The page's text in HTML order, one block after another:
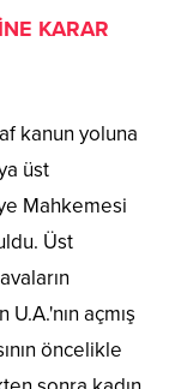
KARAR
kanun yoluna
üst
Mahkemesi
Üst
açmış
öncelikle